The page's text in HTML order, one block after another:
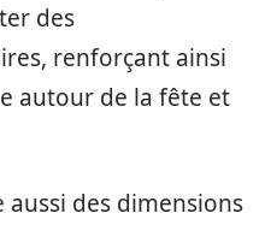
des
renforçant ainsi
autour de la fête et
des dimensions